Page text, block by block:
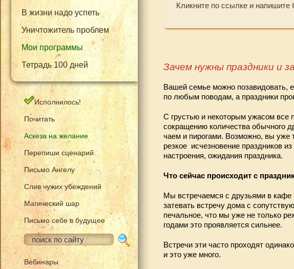
В жизни надо успеть
Уничтожитель проблем
Мои программы
Тетрадь 100 дней
Исполнилось!
Почитать
Аскеза на желание
Перепиши сценарий
Письмо Ангелу
Слив чужих убеждений
Магический шар
Письмо себе в будущее
Вебинары
Кликните по ссылке и напишите
Зачем нужны праздники и
Вашей семье можно позавидовать,
по любым поводам, а праздники
С грустью и некоторым ужасом все
сокращению количества обычного
чаем и пирогами. Возможно, вы уже
резкое исчезновение праздников
настроения, ожидания праздника.
Что сейчас происходит с
Мы встречаемся с друзьями в кафе
затевать встречу дома с
печальное, что мы уже не только
годами это проявляется сильнее.
Встречи эти часто проходят
и это уже много.